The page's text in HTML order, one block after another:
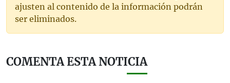
ajusten al contenido de la información podrán
ser eliminados.
COMENTA ESTA NOTICIA